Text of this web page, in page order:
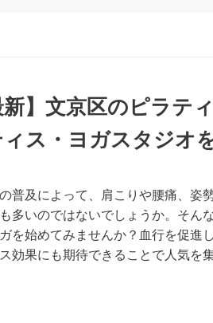
新】文京区のピラテ
ス・ヨガスタジオ
普及によって、肩こりや腰痛、姿
多いのではないでしょうか。そん
を始めてみませんか？血行を促進し
効果にも期待できることで人気を